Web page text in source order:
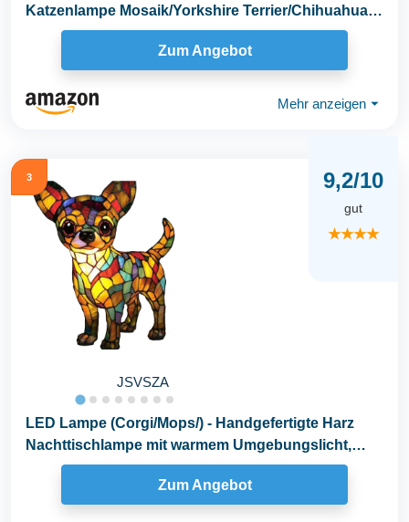
Katzenlampe Mosaik/Yorkshire Terrier/Chihuahua
Lampe...
Zum Angebot
Mehr anzeigen ⏷
3
JSVSZA
9,2/10
gut
★★★★
LED Lampe (Corgi/Mops/) - Handgefertigte Harz
Nachttischlampe mit warmem Umgebungslicht,
Wohndeko...
Zum Angebot